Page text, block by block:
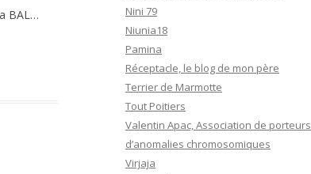
BAL…
Nini 79
Niunia18
Pamina
Réceptacle, le blog de mon père
Terrier de Marmotte
Tout Poitiers
Valentin Apac, Association de porteurs
d’anomalies chromosomiques
Virjaja